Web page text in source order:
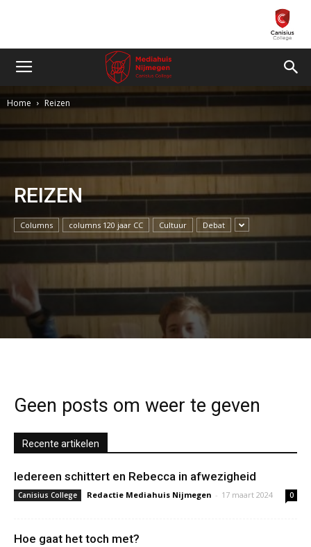
Home Reizen
REIZEN
Columns columns 120 jaar CC Cultuur Debat
Geen posts om weer te geven
Recente artikelen
Iedereen schittert en Rebecca in afwezigheid
Canisius College Redactie Mediahuis Nijmegen - 17 maart 2024 0
Hoe gaat het toch met?